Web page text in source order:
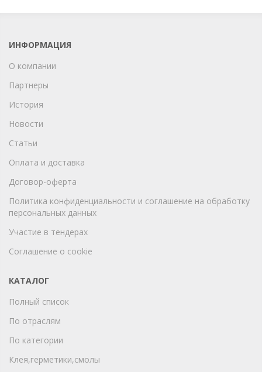
ИНФОРМАЦИЯ
О компании
Партнеры
История
Новости
Статьи
Оплата и доставка
Договор-оферта
Политика конфиденциальности и соглашение на обработку
персональных данных
Участие в тендерах
Соглашение о cookie
КАТАЛОГ
Полный список
По отраслям
По категории
Клея,герметики,смолы